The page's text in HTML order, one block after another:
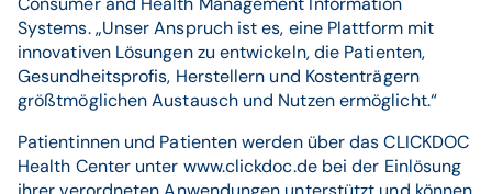
Systems. „Unser Anspruch ist es, eine Plattform mit
innovativen Lösungen zu entwickeln, die Patienten,
Gesundheitsprofis, Herstellern und Kostenträgern
größtmöglichen Austausch und Nutzen ermöglicht.“
Patientinnen und Patienten werden über das CLICKDOC
Health Center unter www.clickdoc.de bei der Einlösung